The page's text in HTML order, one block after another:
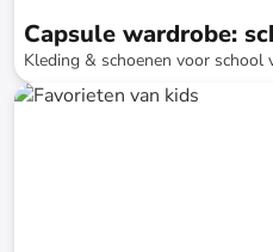
Capsule wardrobe:
Kleding & schoenen voor school
tot-74%*